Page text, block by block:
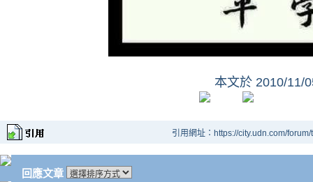
本文於 2010/11/
引用網址：https://city.udn.com/
回應文章